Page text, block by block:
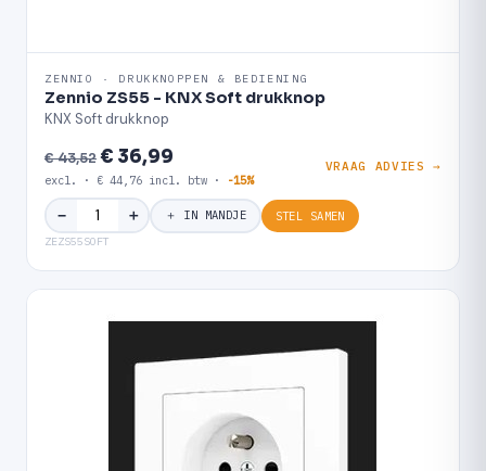
ZENNIO · DRUKKNOPPEN & BEDIENING
Zennio ZS55 - KNX Soft drukknop
KNX Soft drukknop
€ 43,52€ 36,99
excl. · € 44,76 incl. btw · -15%
VRAAG ADVIES →
− ＋ ＋ IN MANDJE STEL SAMEN
ZEZS55SOFT